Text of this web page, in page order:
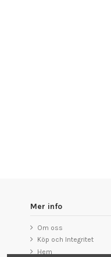
Mer info
Om oss
Köp och Integritet
Hem